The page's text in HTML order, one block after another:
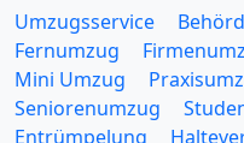
Umzugsservice
Fernumzug
Mini Umzug
Seniorenumzug
Entrümpelung